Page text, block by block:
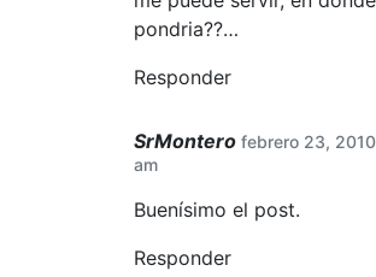
pondria??…
Responder
SrMontero febrero 23,
am
Buenísimo el post.
Responder